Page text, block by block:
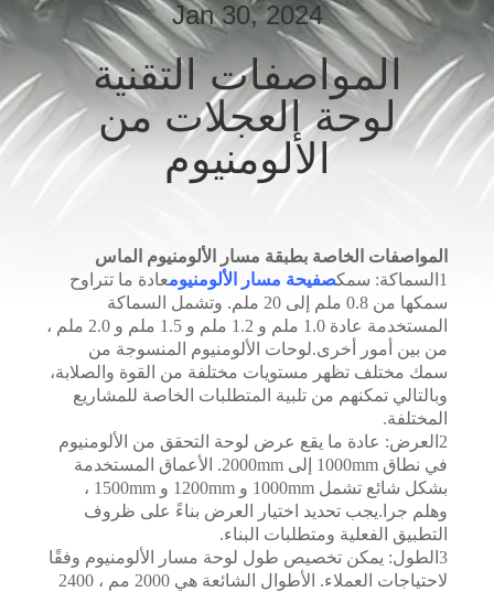
المصنع
مراقبة
الجودة
اطلب
اقتباس
خريطة
الموقع
PRIVACY
POLICY
Jan 30, 2024
المواصفات التقنية
لوحة العجلات من
الألومنيوم
المواصفات الخاصة بطبقة مسار الألومنيوم الماس
1السماكة: سمك
صفيحة مسار الألومنيومعادة ما تتراوح
سمكها من 0.8 ملم إلى 20 ملم. وتشمل السماكة
المستخدمة عادة 1.0 ملم و 1.2 ملم و 1.5 ملم و 2.0 ملم ،
من بين أمور أخرى.لوحات الألومنيوم المنسوجة من
سمك مختلف تظهر مستويات مختلفة من القوة والصلابة،
وبالتالي تمكنهم من تلبية المتطلبات الخاصة للمشاريع
المختلفة.
2العرض: عادة ما يقع عرض لوحة التحقق من الألومنيوم
في نطاق 1000mm إلى 2000mm. الأعماق المستخدمة
بشكل شائع تشمل 1000mm و 1200mm و 1500mm ،
وهلم جرا.يجب تحديد اختيار العرض بناءً على ظروف
التطبيق الفعلية ومتطلبات البناء.
3الطول: يمكن تخصيص طول لوحة مسار الألومنيوم وفقًا
لاحتياجات العملاء. الأطوال الشائعة هي 2000 مم ، 2400